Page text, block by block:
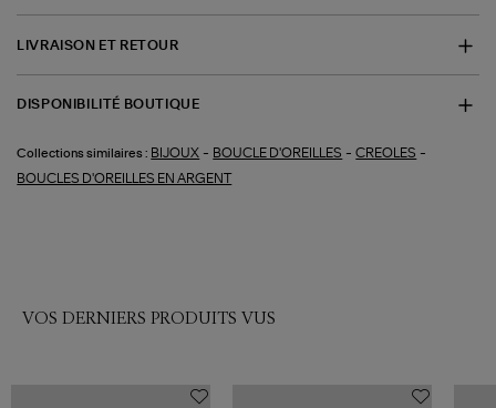
LIVRAISON ET RETOUR
DISPONIBILITÉ BOUTIQUE
Collections similaires : BIJOUX - BOUCLE D'OREILLES -CREOLES -
BOUCLES D'OREILLES EN ARGENT
VOS DERNIERS PRODUITS VUS